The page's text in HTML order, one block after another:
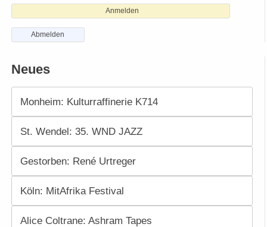
Anmelden
Abmelden
Neues
Monheim: Kulturraffinerie K714
St. Wendel: 35. WND JAZZ
Gestorben: René Urtreger
Köln: MitAfrika Festival
Alice Coltrane: Ashram Tapes